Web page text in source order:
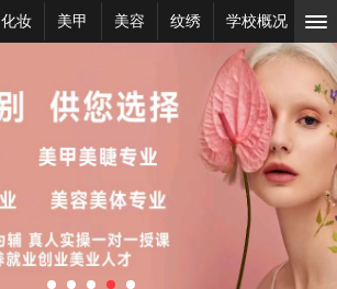
化妆 美甲 美容 纹绣 学校概况 新